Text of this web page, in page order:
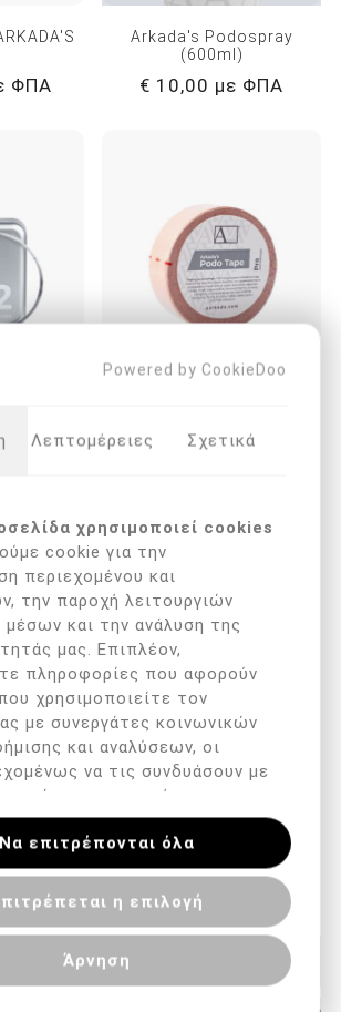
ΦΠΑ
Arkada's Podospray
(600ml)
€ 10,00 με ΦΠΑ
ΦΠΑ
Arkada's Podotape (5m x
€ 14,00 με ΦΠΑ
(8ml)
ΦΠΑ
Wire Brace M 03
€ 70,00 με ΦΠΑ
1 2
Powered by CookieDoo
Λεπτομέρειες Σχετικά
χρησιμοποιεί cookies
cookie για την
περιεχομένου και
την παροχή λειτουργιών
μέσων και την ανάλυση της
μας. Επιπλέον,
πληροφορίες που αφορούν
χρησιμοποιείτε τον
με συνεργάτες κοινωνικών
και αναλύσεων, οι
να τις συνδυάσουν με
που τους έχετε
ή τις οποίες έχουν συλλέξει
την από μέρους σας χρήση
τους.
Άρνηση
η επιλογή
Να επιτρέπονται όλα